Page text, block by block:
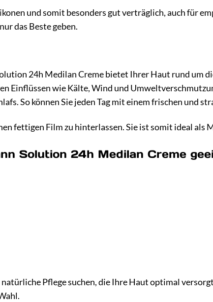
und somit besonders gut verträglich, auch für
das Beste geben.
24h Medilan Creme bietet Ihrer Haut rund um
Einflüssen wie Kälte, Wind und
So können Sie jeden Tag mit einem frischen und
fettigen Film zu hinterlassen. Sie ist somit ideal als
Solution 24h Medilan Creme
Pflege suchen, die Ihre Haut optimal